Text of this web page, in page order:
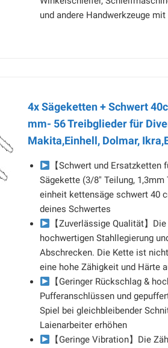
und andere Handwerkzeuge
4x Sägeketten + Schwert
mm- 56 Treibglieder für
Makita,Einhell, Dolmar,
【Schwert und
Sägekette (3/8" Teilung,
einheit kettensäge schwert 40
deines Schwertes
【Zuverlässige Qualität】
hochwertigen Stahllegierung
Abschrecken. Die Kette ist
eine hohe Zähigkeit und Härte
【Geringer Rückschlag &
Pufferanschlüssen und
Spiel bei gleichbleibender
Laienarbeiter erhöhen
【Geringe Vibration】Die